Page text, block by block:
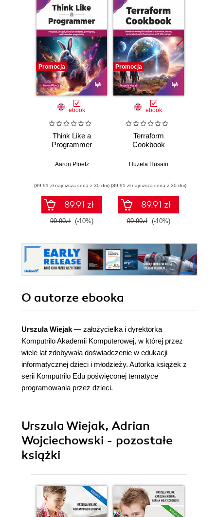
Promocja
ebook
Think Like a
Programmer
Aaron Ploetz
(89,91 zł najniższa cena z 30 dni)
89.91 zł
99.90zł (-10%)
Promocja
ebook
Terraform
Cookbook
Huzefa Husain
(89,91 zł najniższa cena z 30 dni)
89.91 zł
99.90zł (-10%)
O autorze ebooka
Urszula Wiejak — założycielka i dyrektorka
Komputrilo Akademii Komputerowej, w której przez
wiele lat zdobywała doświadczenie w edukacji
informatycznej dzieci i młodzieży. Autorka książek z
serii Komputrilo Edu poświęconej tematyce
programowania przez dzieci.
Urszula Wiejak, Adrian
Wojciechowski - pozostałe
książki